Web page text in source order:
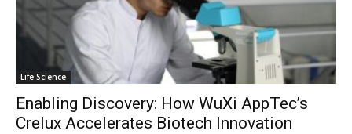
Life Science
Enabling Discovery: How WuXi AppTec’s
Crelux Accelerates Biotech Innovation